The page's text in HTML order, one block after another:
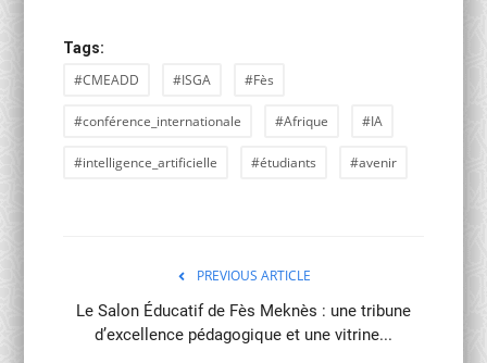
Tags:
#CMEADD #ISGA #Fès
#conférence_internationale #Afrique #IA
#intelligence_artificielle #étudiants #avenir
PREVIOUS ARTICLE
Le Salon Éducatif de Fès Meknès : une tribune
d’excellence pédagogique et une vitrine...